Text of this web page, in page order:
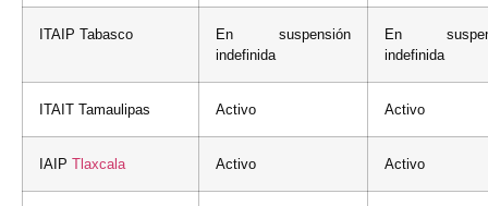
ITAIP Tabasco
En suspensión
indefinida
En
indefinida
ITAIT Tamaulipas Activo Activo
IAIP Tlaxcala Activo Activo